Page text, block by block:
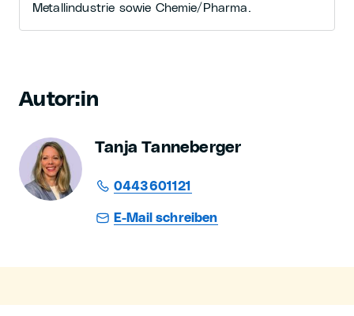
Metallindustrie sowie Chemie/Pharma.
Autor:in
Tanja Tanneberger
0443601121
E-Mail schreiben